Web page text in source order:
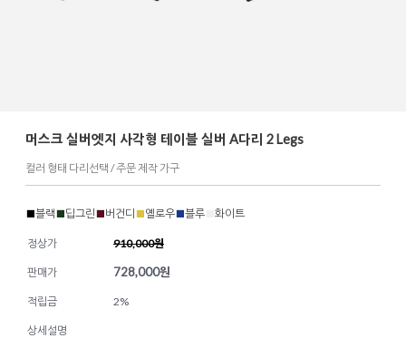
머스크 실버엣지 사각형 테이블 실버 A다리 2 Legs
컬러 형태 다리선택 / 주문 제작 가구
■블랙■딥그린■버건디 ■옐로우■블루 화이트
정상가 910,000원
판매가 728,000원
적립금 2%
상세설명